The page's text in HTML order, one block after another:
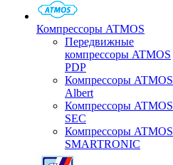
Компрессоры ATMOS
Передвижные
компрессоры ATMOS
PDP
Компрессоры ATMOS
Albert
Компрессоры ATMOS
SEC
Компрессоры ATMOS
SMARTRONIC